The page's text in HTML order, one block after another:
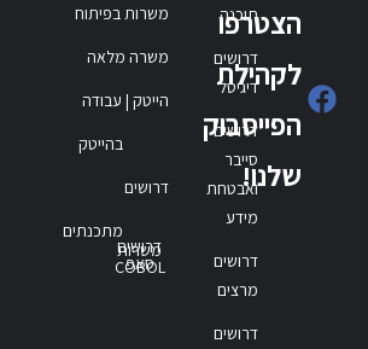
הצטרפו
לקהילת
הפייסבוק
שלנו!
תוכנה
דרושים
דיגיטל
דרושים
סייבר
ואבטחת
מידע
דרושים
מרצים
דרושים
משרות בפיתוח
משרה מלאה
הייטק | עבודה
בהייטק
דרושים
מתכנתים
דרושים
סאפ
משרות
COBOL